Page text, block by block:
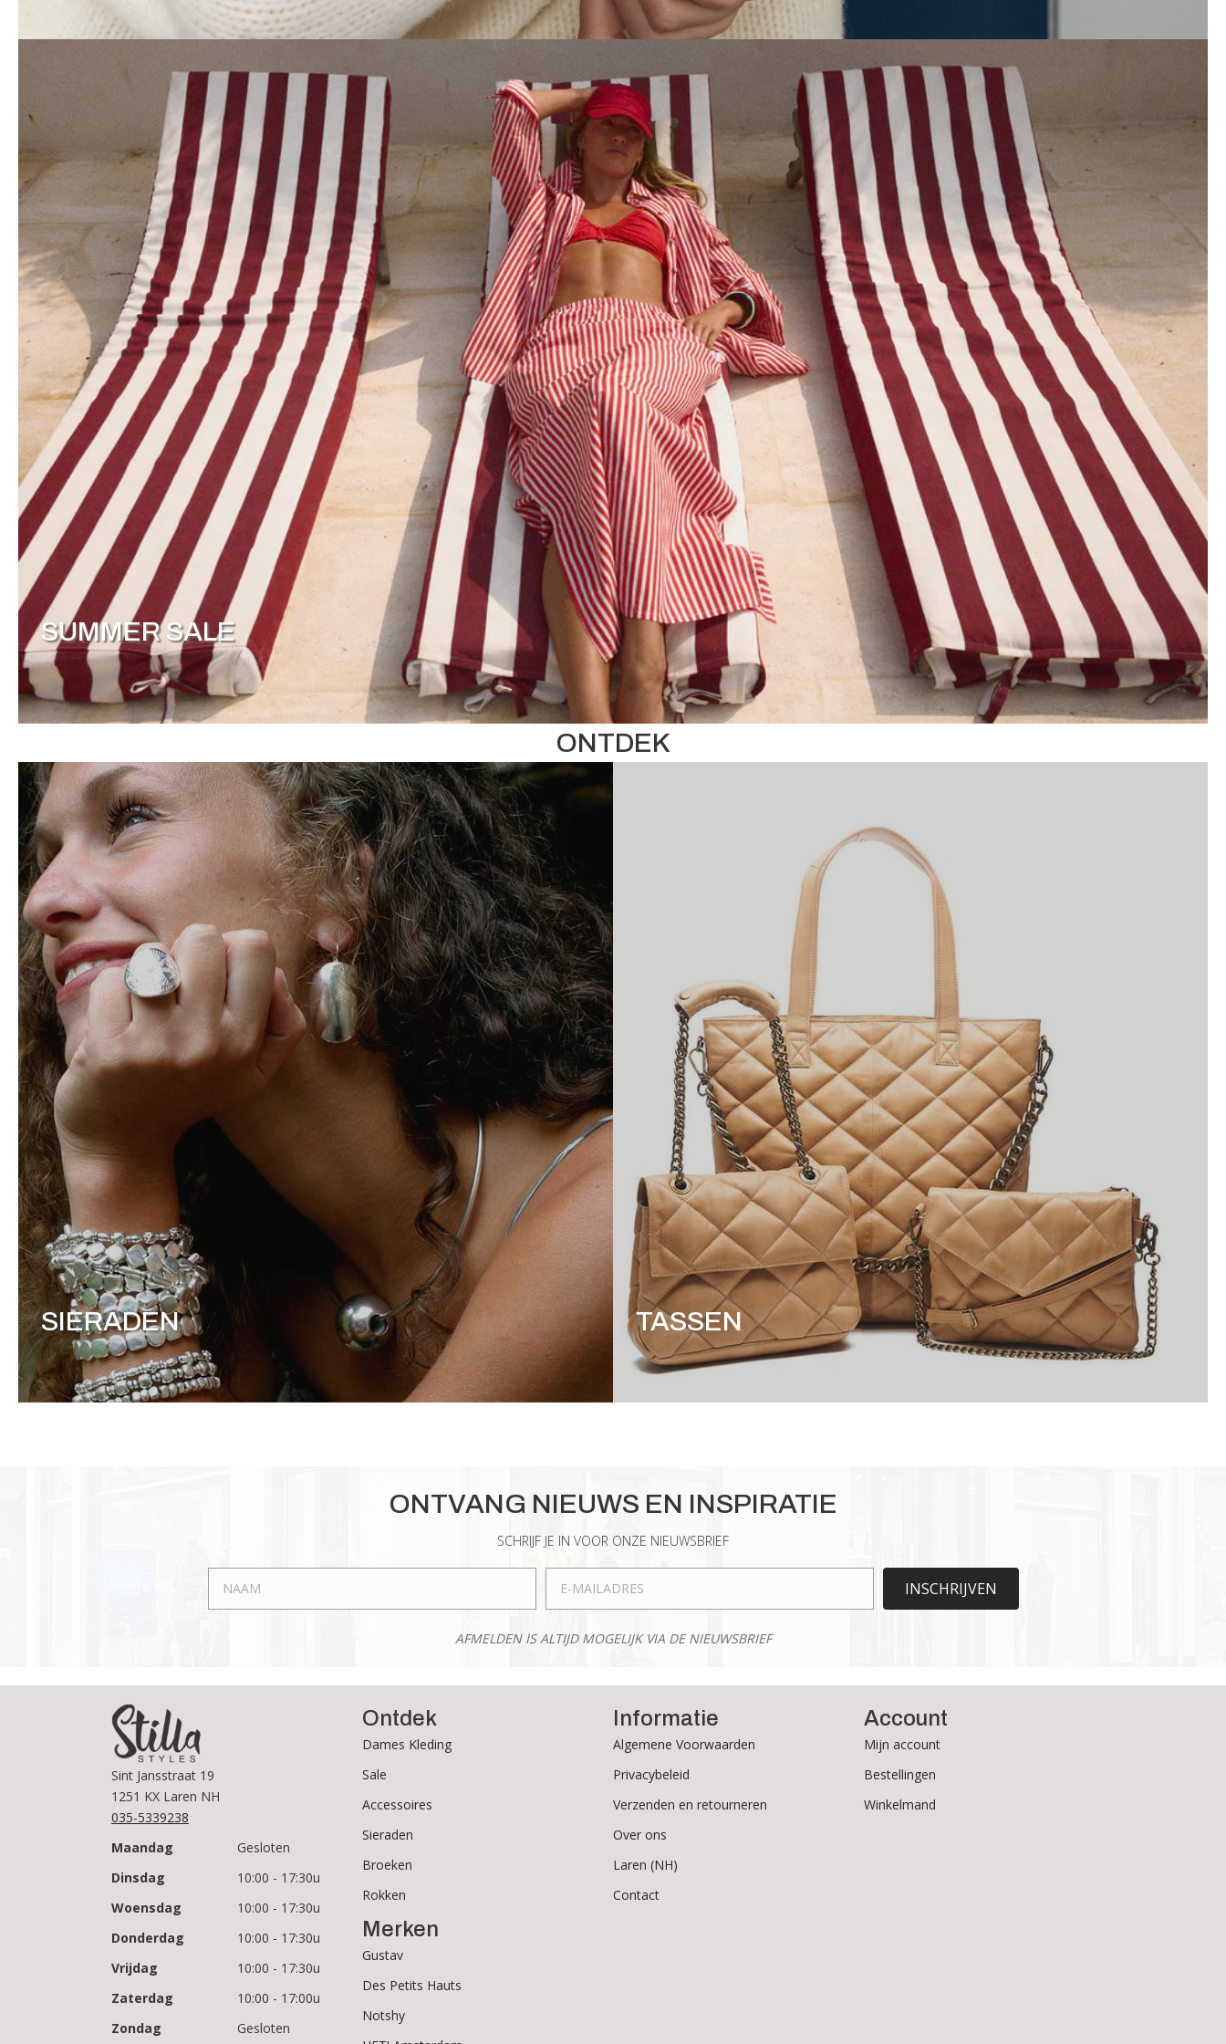
SUMMER SALE
ONTDEK
SIERADEN TASSEN
ONTVANG NIEUWS EN INSPIRATIE
SCHRIJF JE IN VOOR ONZE NIEUWSBRIEF
INSCHRIJVEN
AFMELDEN IS ALTIJD MOGELIJK VIA DE NIEUWSBRIEF
Sint Jansstraat 19
1251 KX Laren NH
035-5339238
Maandag
Gesloten
Dinsdag
10:00 - 17:30u
Woensdag
10:00 - 17:30u
Donderdag
10:00 - 17:30u
Vrijdag
10:00 - 17:30u
Zaterdag
10:00 - 17:00u
Zondag
Gesloten
Ontdek
Dames Kleding
Sale
Accessoires
Sieraden
Broeken
Rokken
Merken
Gustav
Des Petits Hauts
Notshy
Informatie
Algemene Voorwaarden
Privacybeleid
Verzenden en retourneren
Over ons
Laren (NH)
Contact
Account
Mijn account
Bestellingen
Winkelmand